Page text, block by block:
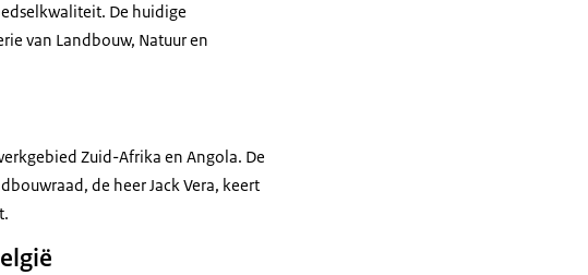
De huidige
van Landbouw, Natuur en
Zuid-Afrika en Angola. De
de heer Jack Vera, keert